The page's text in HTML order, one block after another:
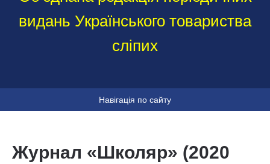
видань Українського товариства
сліпих
Навігація по сайту
Журнал «Школяр» (2020